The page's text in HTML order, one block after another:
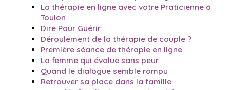
La thérapie en ligne avec votre Praticienne à
Toulon
Dire Pour Guérir
Déroulement de la thérapie de couple ?
Première séance de thérapie en ligne
La femme qui évolue sans peur
Quand le dialogue semble rompu
Retrouver sa place dans la famille